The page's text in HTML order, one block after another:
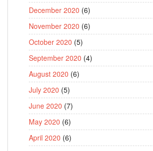
December 2020 (6)
November 2020 (6)
October 2020 (5)
September 2020 (4)
August 2020 (6)
July 2020 (5)
June 2020 (7)
May 2020 (6)
April 2020 (6)